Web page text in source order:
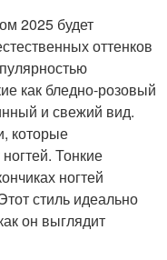
2025 будет
оттенков
как бледно-розовый
и свежий вид.
которые
Тонкие
ногтей
стиль идеально
он выглядит